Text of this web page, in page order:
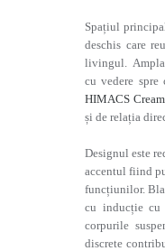
Spațiul
deschis care
livingul.
cu vedere spre
HIMACS Cream
și de relația
Designul este
accentul fiind
funcțiunilor.
cu inducție cu
corpurile
discrete